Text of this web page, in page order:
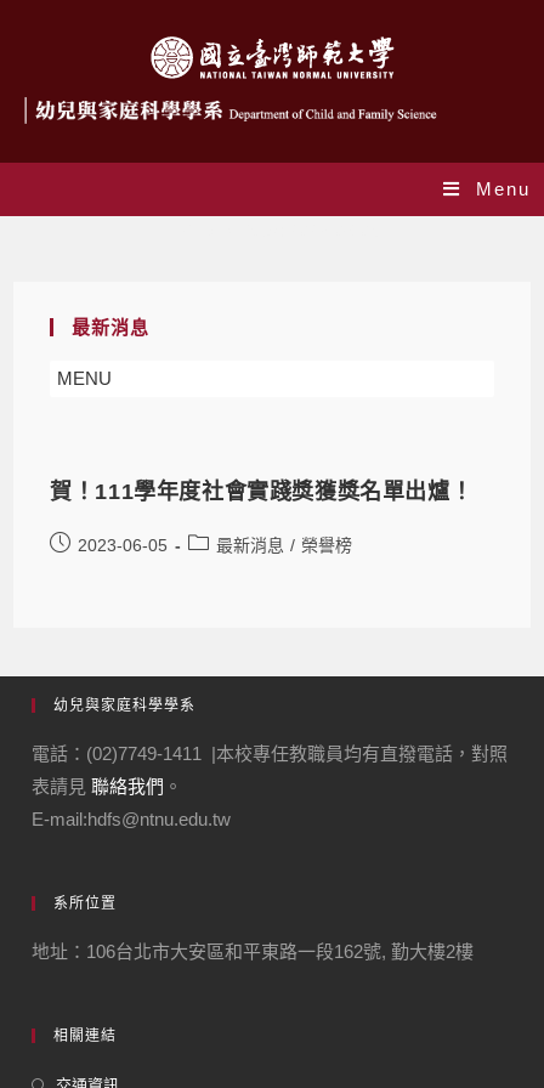
Menu
最新消息
MENU
賀！111學年度社會實踐獎獲獎名單出爐！
2023-06-05 最新消息 / 榮譽榜
幼兒與家庭科學學系
電話：(02)7749-1411 |本校專任教職員均有直撥電話，對照
表請見聯絡我們 。
E-mail:hdfs@ntnu.edu.tw
系所位置
地址：106台北市大安區和平東路一段162號, 勤大樓2樓
相關連結